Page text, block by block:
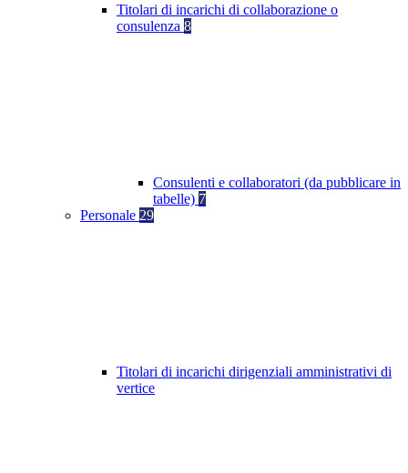
Titolari di incarichi di collaborazione o
consulenza 8
Consulenti e collaboratori (da pubblicare in
tabelle) 7
Personale 29
Titolari di incarichi dirigenziali amministrativi di
vertice